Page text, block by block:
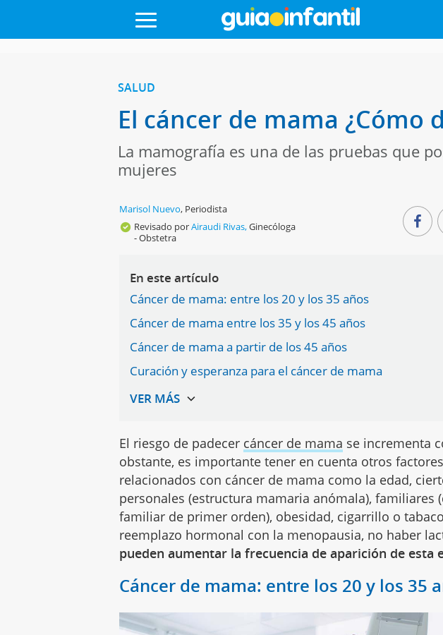
SALUD
El cáncer de mama ¿Cómo
La mamografía es una de las pruebas que
mujeres
Marisol Nuevo, Periodista
Revisado porAiraudi Rivas,Ginecóloga
- Obstetra
En este artículo
Cáncer de mama: entre los 20 y los 35 años
Cáncer de mama entre los 35 y los 45 años
Cáncer de mama a partir de los 45 años
Curación y esperanza para el cáncer de mama
El riesgo de padecer cáncer de mama se incrementa
obstante, es importante tener en cuenta otros
relacionados con cáncer de mama como la edad,
personales (estructura mamaria anómala), familiares
familiar de primer orden), obesidad, cigarrillo o
reemplazo hormonal con la menopausia, no haber
pueden aumentar la frecuencia de aparición de esta
Cáncer de mama: entre los 20 y los 35